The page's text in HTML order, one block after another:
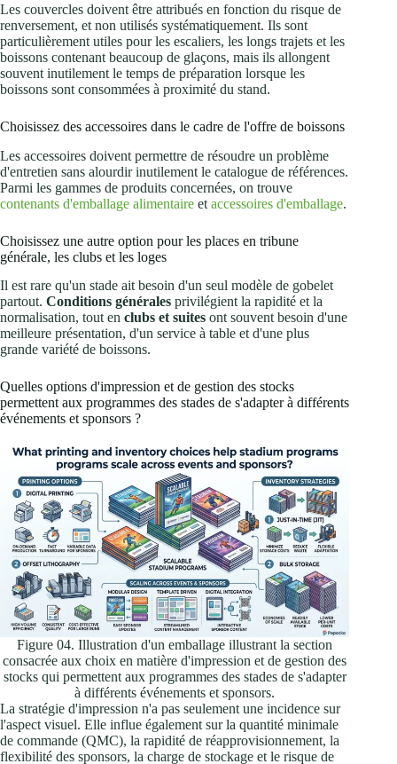
Les couvercles doivent être attribués en fonction du risque de
renversement, et non utilisés systématiquement. Ils sont
particulièrement utiles pour les escaliers, les longs trajets et les
boissons contenant beaucoup de glaçons, mais ils allongent
souvent inutilement le temps de préparation lorsque les
boissons sont consommées à proximité du stand.
Choisissez des accessoires dans le cadre de l'offre de boissons
Les accessoires doivent permettre de résoudre un problème
d'entretien sans alourdir inutilement le catalogue de références.
Parmi les gammes de produits concernées, on trouve
contenants d'emballage alimentaire et accessoires d'emballage.
Choisissez une autre option pour les places en tribune
générale, les clubs et les loges
Il est rare qu'un stade ait besoin d'un seul modèle de gobelet
partout. Conditions générales privilégient la rapidité et la
normalisation, tout en clubs et suites ont souvent besoin d'une
meilleure présentation, d'un service à table et d'une plus
grande variété de boissons.
Quelles options d'impression et de gestion des stocks
permettent aux programmes des stades de s'adapter à différents
événements et sponsors ?
Figure 04. Illustration d'un emballage illustrant la section
consacrée aux choix en matière d'impression et de gestion des
stocks qui permettent aux programmes des stades de s'adapter
à différents événements et sponsors.
La stratégie d'impression n'a pas seulement une incidence sur
l'aspect visuel. Elle influe également sur la quantité minimale
de commande (QMC), la rapidité de réapprovisionnement, la
flexibilité des sponsors, la charge de stockage et le risque de